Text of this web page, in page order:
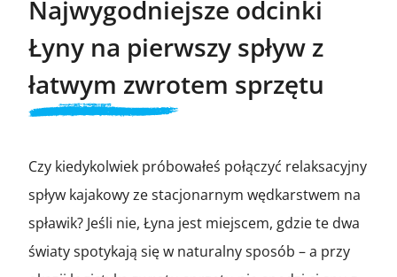
Najwygodniejsze odcinki
Łyny na pierwszy spływ z
łatwym zwrotem sprzętu
Czy kiedykolwiek próbowałeś połączyć relaksacyjny
spływ kajakowy ze stacjonarnym wędkarstwem na
spławik? Jeśli nie, Łyna jest miejscem, gdzie te dwa
światy spotykają się w naturalny sposób – a przy